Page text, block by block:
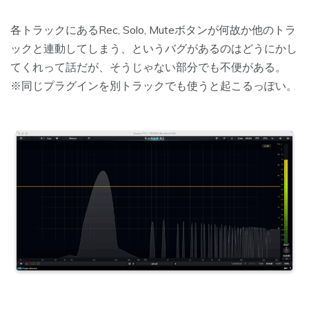
各トラックにあるRec, Solo, Muteボタンが何故か他のトラ
ックと連動してしまう、というバグがあるのはどうにかし
てくれって話だが、そうじゃない部分でも不便がある。
※同じプラグインを別トラックでも使うと起こるっぽい。